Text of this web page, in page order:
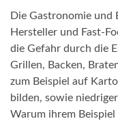
Die Gastronomie und
Hersteller und Fast-
die Gefahr durch die
Grillen, Backen,
zum Beispiel auf
bilden, sowie
Warum ihrem